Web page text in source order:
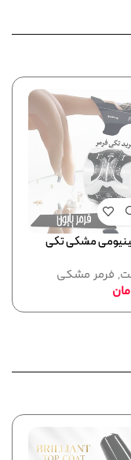
مشکی تکی
, فرمر مشکی